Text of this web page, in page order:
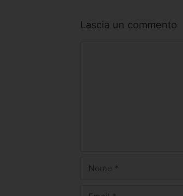
Lascia un commento